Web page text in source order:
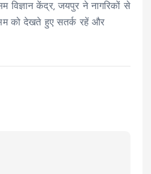
विज्ञान केंद्र, जयपुर ने नागरिकों से
को देखते हुए सतर्क रहें और